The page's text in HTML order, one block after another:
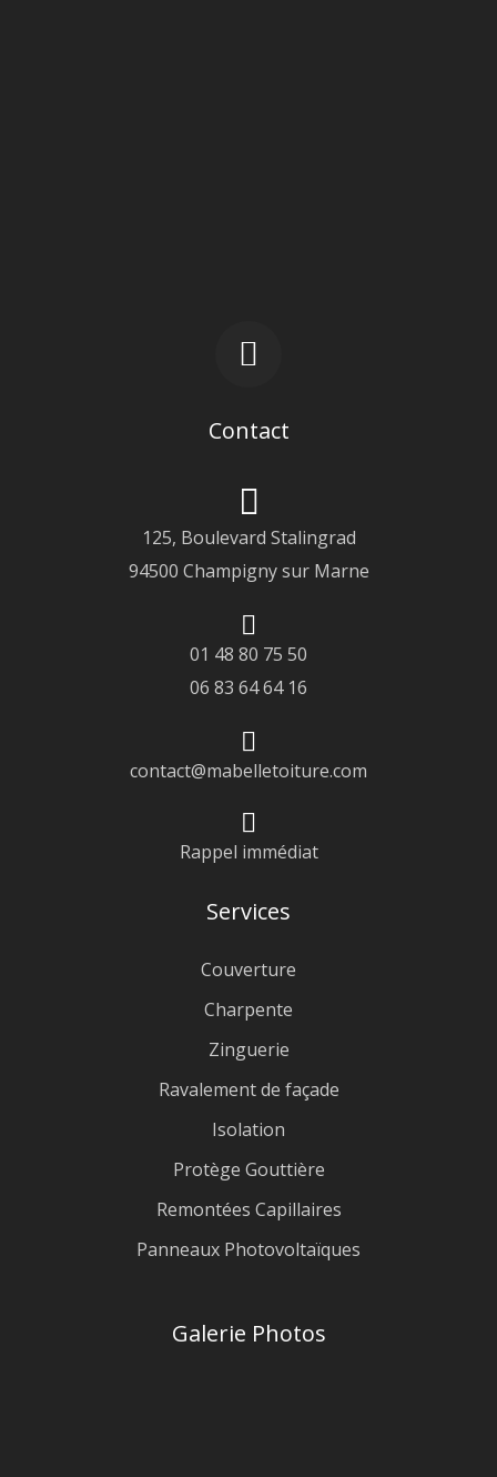
Contact
125, Boulevard Stalingrad
94500 Champigny sur Marne
01 48 80 75 50
06 83 64 64 16
contact@mabelletoiture.com
Rappel immédiat
Services
Couverture
Charpente
Zinguerie
Ravalement de façade
Isolation
Protège Gouttière
Remontées Capillaires
Panneaux Photovoltaïques
Galerie Photos